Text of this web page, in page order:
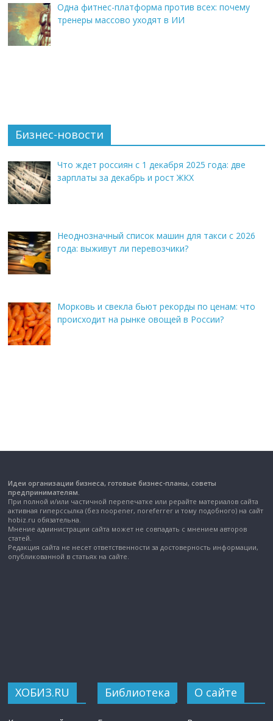
Одна фитнес-платформа против всех: почему
тренеры массово уходят в ИИ
Бизнес-новости
Что ждет россиян с 1 декабря 2025 года: две
зарплаты за декабрь и рост ЖКХ
Неоднозначный список машин для такси с 2026
года: выживут ли перевозчики?
Морковь и свекла бьют рекорды по ценам: что
происходит на рынке овощей в России?
Идеи организации бизнеса, готовые бизнес-планы, советы
предпринимателям.
При полной и/или частичной перепечатке или рерайте материалов сайта
активная гиперссылка (без noopener, noreferrer и тому подобного) на сайт
hobiz.ru обязательна.
Мнение администрации сайта может не совпадать с мнением авторов
статей.
Редакция сайта не несет ответственности за достоверность информации,
опубликованной в статьях на сайте.
ХОБИЗ.RU Библиотека О сайте